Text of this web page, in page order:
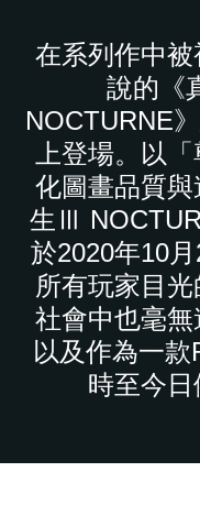
在系列作中
說的《
NOCTURNE
上登場。以
化圖畫品質
生Ⅲ
於2020年10
所有玩家目
社會中也毫無
以及作為一款
時至今日